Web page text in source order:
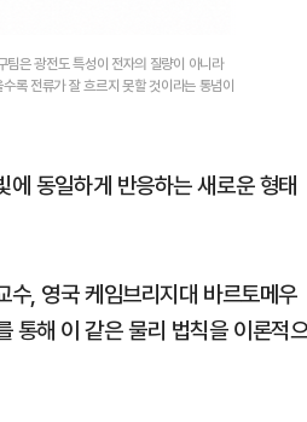
은 광전도 특성이 전자의 질량이 아니라
전류가 잘 흐르지 못할 것이라는 통념이
동일하게 반응하는 새로운 형태
, 영국 케임브리지대 바르토메우
해 이 같은 물리 법칙을 이론적